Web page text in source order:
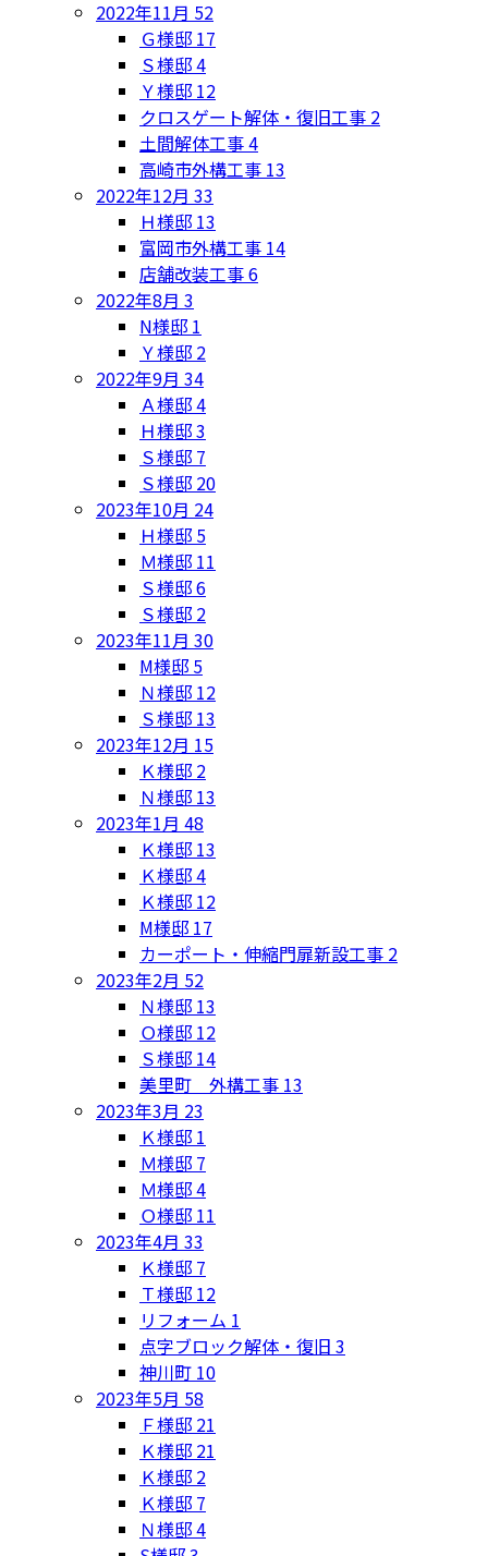
2022年11月 52
Ｇ様邸 17
Ｓ様邸4
Ｙ様邸 12
クロスゲート解体・復旧工事 2
土間解体工事4
高崎市外構工事 13
2022年12月 33
Ｈ様邸 13
富岡市外構工事 14
店舗改装工事6
2022年8月 3
N様邸 1
Ｙ様邸 2
2022年9月 34
Ａ様邸4
Ｈ様邸3
Ｓ様邸 7
Ｓ様邸 20
2023年10月 24
Ｈ様邸 5
Ｍ様邸 11
Ｓ様邸6
Ｓ様邸 2
2023年11月 30
M様邸 5
Ｎ様邸 12
Ｓ様邸 13
2023年12月 15
Ｋ様邸 2
Ｎ様邸 13
2023年1月 48
Ｋ様邸 13
Ｋ様邸4
Ｋ様邸 12
M様邸 17
カーポート・伸縮門扉新設工事 2
2023年2月 52
Ｎ様邸 13
Ｏ様邸 12
Ｓ様邸 14
美里町 外構工事 13
2023年3月 23
Ｋ様邸 1
Ｍ様邸 7
Ｍ様邸4
Ｏ様邸 11
2023年4月 33
Ｋ様邸 7
Ｔ様邸 12
リフォーム 1
点字ブロック解体・復旧 3
神川町 10
2023年5月 58
Ｆ様邸 21
Ｋ様邸 21
Ｋ様邸 2
Ｋ様邸 7
Ｎ様邸4